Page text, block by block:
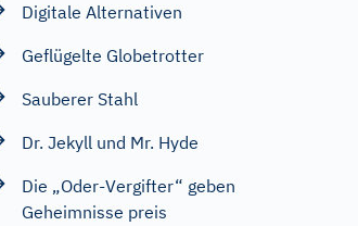
Digitale Alternativen
Geflügelte Globetrotter
Sauberer Stahl
Dr. Jekyll und Mr. Hyde
Die „Oder-Vergifter“ geben
Geheimnisse preis